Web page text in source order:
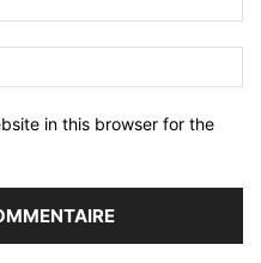
in this browser for the